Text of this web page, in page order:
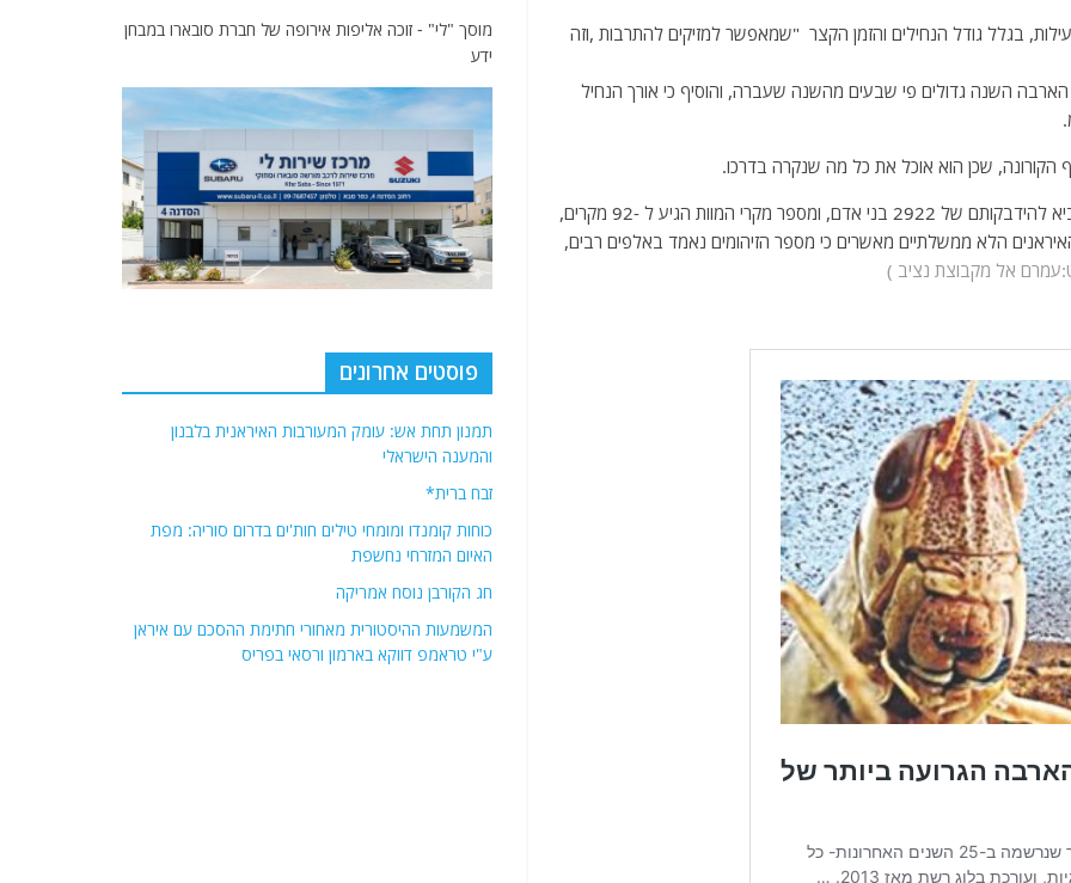
יעילות, בגלל גודל הנחילים והזמן הקצר "שמאפשר למזיקים להתרבות ,וזה
הארבה השנה גדולים פי שבעים מהשנה שעברה, והוסיף כי אורך הנחיל
הקורונה, שכן הוא אוכל את כל מה שנקרה בדרכו.
ראוי לציין, כי נגיף הקורונה פגע בכל הערים האיראניות, והביא להידבקותם של 2922 בני אדם, ומספר מקרי המוות הגיע ל -92 מקרים,
האיראנים הלא ממשלתיים מאשרים כי מספר הזיהומים נאמד באלפים רבים,
אל מקבוצת נציב )
מוסך "לי" - זוכה אליפות אירופה של חברת סובארו במבחן
ידע
פוסטים אחרונים
תמנון תחת אש: עומק המעורבות האיראנית בלבנון
והמענה הישראלי
זבח ברית*
כוחות קומנדו ומומחי טילים חות'ים בדרום סוריה: מפת
האיום המזרחי נחשפת
חג הקורבן נוסח אמריקה
המשמעות ההיסטורית מאחורי חתימת ההסכם עם איראן
ע"י טראמפ דווקא בארמון ורסאי בפריס